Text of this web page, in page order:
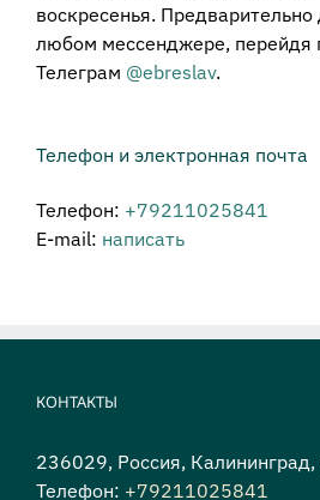
воскресенья. Предварительно
любом мессенджере, перейдя
Телеграм @ebreslav.
Телефон и электронная почта
Телефон: +79211025841
E-mail: написать
КОНТАКТЫ
236029, Россия,
Телефон: +79211025841